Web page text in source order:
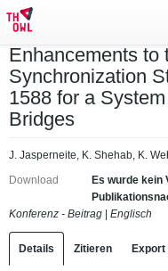
Enhancements to
Synchronization
1588 for a
Bridges
J. Jasperneite, K. Shehab, K.
Download
Es wurde kein
Konferenz - Beitrag
Englisch
Details Zitieren Export